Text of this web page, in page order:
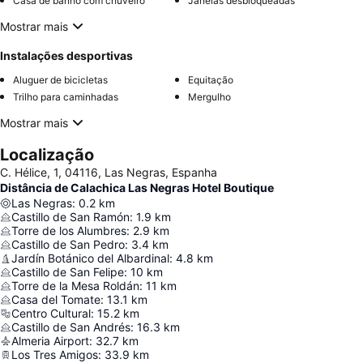
Mostrar mais
Instalações desportivas
Aluguer de bicicletas
Equitação
Trilho para caminhadas
Mergulho
Mostrar mais
Localização
C. Hélice, 1, 04116, Las Negras, Espanha
Distância de Calachica Las Negras Hotel Boutique
Las Negras: 0.2 km
Castillo de San Ramón: 1.9 km
Torre de los Alumbres: 2.9 km
Castillo de San Pedro: 3.4 km
Jardín Botánico del Albardinal: 4.8 km
Castillo de San Felipe: 10 km
Torre de la Mesa Roldán: 11 km
Casa del Tomate: 13.1 km
Centro Cultural: 15.2 km
Castillo de San Andrés: 16.3 km
Almeria Airport: 32.7 km
Los Tres Amigos: 33.9 km